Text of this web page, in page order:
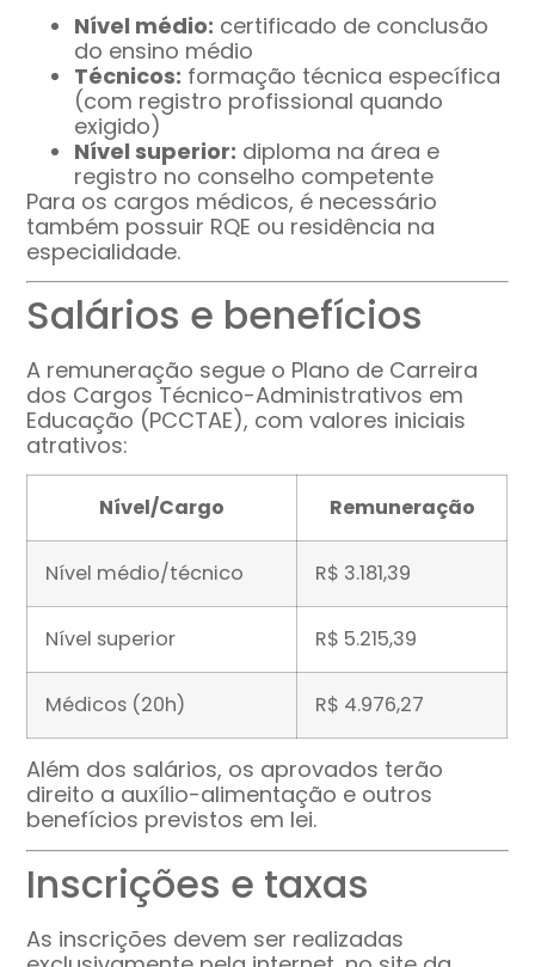
Nível médio: certificado de conclusão
do ensino médio
Técnicos: formação técnica específica
(com registro profissional quando
exigido)
Nível superior: diploma na área e
registro no conselho competente
Para os cargos médicos, é necessário
também possuir RQE ou residência na
especialidade.
Salários e benefícios
A remuneração segue o Plano de Carreira
dos Cargos Técnico-Administrativos em
Educação (PCCTAE), com valores iniciais
atrativos:
Nível/Cargo Remuneração
Nível médio/técnico R$ 3.181,39
Nível superior R$ 5.215,39
Médicos (20h) R$ 4.976,27
Além dos salários, os aprovados terão
direito a auxílio-alimentação e outros
benefícios previstos em lei.
Inscrições e taxas
As inscrições devem ser realizadas